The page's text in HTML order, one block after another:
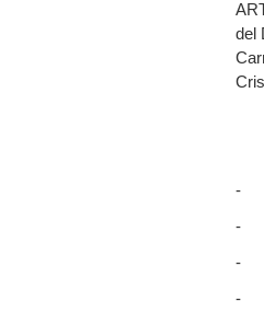
del
-
-
-
-